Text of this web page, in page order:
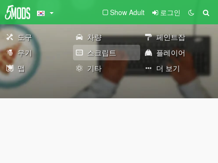
Show Adult 로그인
도구 차량
페인트잡
무기
스크립트
플레이어
맵
기타 더 보기